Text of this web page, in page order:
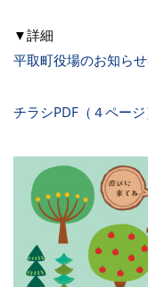
▼詳細
平取町役場のお知ら
チラシPDF（４ページ